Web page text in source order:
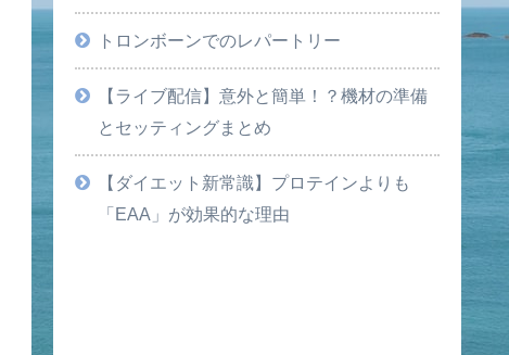
トロンボーンでのレパートリー
【ライブ配信】意外と簡単！？機材の準備
とセッティングまとめ
【ダイエット新常識】プロテインよりも
「EAA」が効果的な理由